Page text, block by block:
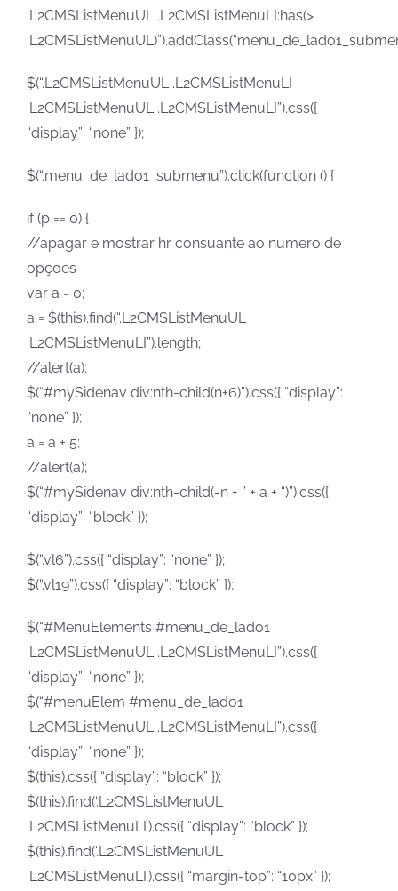
.L2CMSListMenuUL .L2CMSListMenuLI:has(>
$(“.L2CMSListMenuUL .L2CMSListMenuLI
.L2CMSListMenuUL .L2CMSListMenuLI”).css({
“display”: “none” });
$(“.menu_de_lado1_submenu”).click(function () {
if (p == 0) {
//apagar e mostrar hr consuante ao numero de
opçoes
var a = 0;
a = $(this).find(“.L2CMSListMenuUL
.L2CMSListMenuLI”).length;
//alert(a);
$(“#mySidenav div:nth-child(n+6)”).css({ “display”:
“none” });
a = a + 5;
//alert(a);
$(“#mySidenav div:nth-child(-n + ” + a + “)”).css({
“display”: “block” });
$(“.vl6”).css({ “display”: “none” });
$(“.vl19”).css({ “display”: “block” });
$(“#MenuElements #menu_de_lado1
.L2CMSListMenuUL .L2CMSListMenuLI”).css({
“display”: “none” });
$(“#menuElem #menu_de_lado1
.L2CMSListMenuUL .L2CMSListMenuLI”).css({
“display”: “none” });
$(this).css({ “display”: “block” });
$(this).find(‘.L2CMSListMenuUL
.L2CMSListMenuLI’).css({ “display”: “block” });
$(this).find(‘.L2CMSListMenuUL
.L2CMSListMenuLI’).css({ “margin-top”: “10px” });